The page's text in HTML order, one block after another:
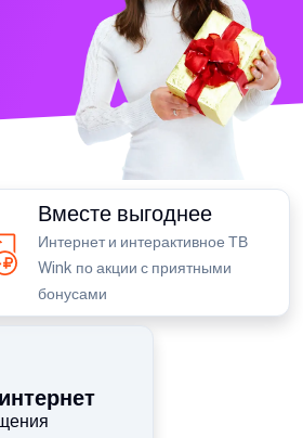
Вместе выгоднее
Интернет и интерактивное ТВ
Wink по акции с приятными
бонусами